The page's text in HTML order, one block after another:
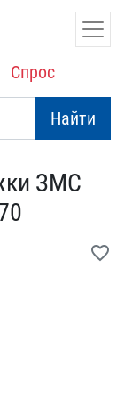
Спрос
Найти
ЗМС
favorite_border